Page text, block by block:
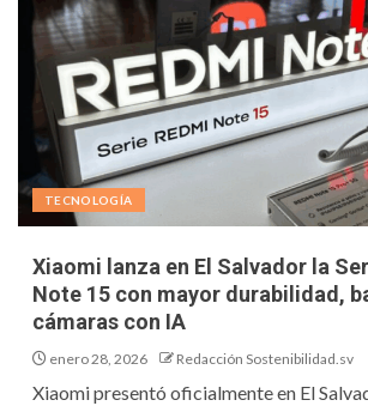
TECNOLOGÍA
Xiaomi lanza en El Salvador la
Note 15 con mayor durabilidad,
cámaras con IA
enero 28, 2026 Redacción Sostenibilidad.sv
Xiaomi presentó oficialmente en El